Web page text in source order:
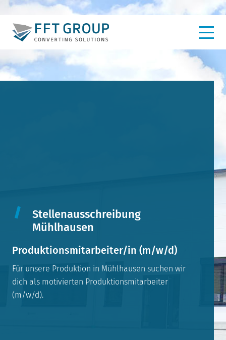
Stellenausschreibung
Mühlhausen
Produktionsmitarbeiter/in (m/w/d)
Für unsere Produktion in Mühlhausen suchen wir
dich als motivierten Produktionsmitarbeiter
(m/w/d).